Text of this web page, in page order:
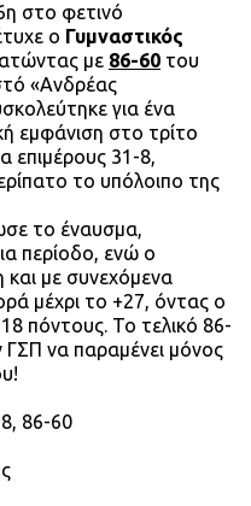
στο φετινό
ο Γυμναστικός
με 86-60 του
«Ανδρέας
για ένα
εμφάνιση στο τρίτο
επιμέρους 31-8,
το υπόλοιπο της
το έναυσμα,
περίοδο, ενώ ο
με συνεχόμενα
μέχρι το +27, όντας ο
πόντους. Το τελικό 86-
να παραμένει μόνος
86-60